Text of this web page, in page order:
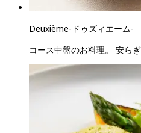
Deuxième- ドゥズィエーム-
コース中盤のお料理。 安ら